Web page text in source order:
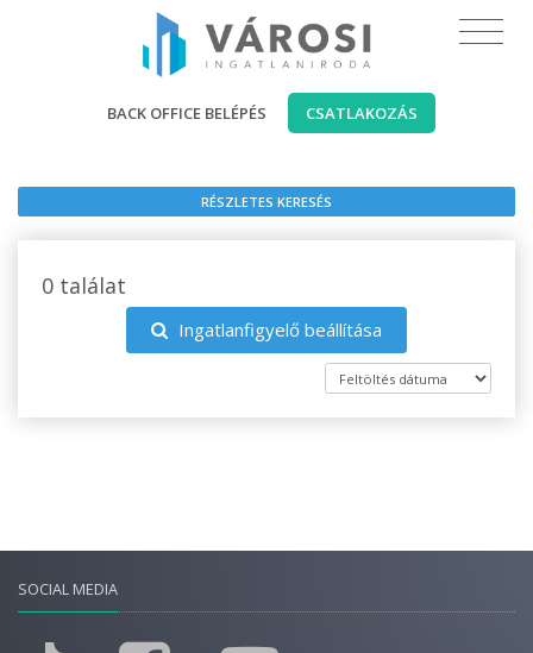
BACK OFFICE BELÉPÉS CSATLAKOZÁS
RÉSZLETES KERESÉS
0 találat
Ingatlanfigyelő beállítása
SOCIAL MEDIA